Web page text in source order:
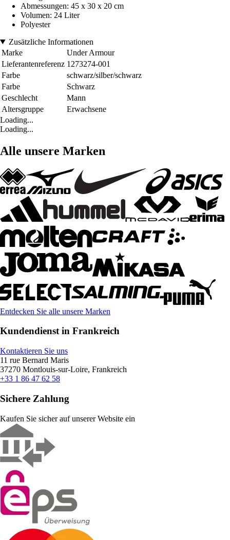
Abmessungen: 45 x 30 x 20 cm
Volumen: 24 Liter
Polyester
Zusätzliche Informationen
Marke
Under Armour
Lieferantenreferenz 1273274-001
Farbe
schwarz/silber/schwarz
Farbe
Schwarz
Geschlecht
Mann
Altersgruppe
Erwachsene
Loading...
Loading...
Alle unsere Marken
Entdecken Sie alle unsere Marken
Kundendienst in Frankreich
Kontaktieren Sie uns
11 rue Bernard Maris
37270 Montlouis-sur-Loire, Frankreich
+33 1 86 47 62 58
Sichere Zahlung
Kaufen Sie sicher auf unserer Website ein